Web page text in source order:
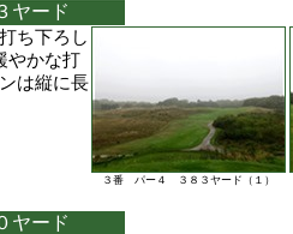
ード
３番 パー４ ３８３ヤード（１）
ち下ろし
やかな打
は縦に長
ード